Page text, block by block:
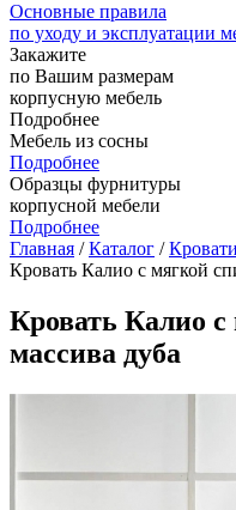
Основные правила
по уходу и эксплуатации
Закажите
по Вашим размерам
корпусную мебель
Подробнее
Мебель из сосны
Подробнее
Образцы фурнитуры
корпусной мебели
Подробнее
Главная /Каталог /
Кровать Калио с мягкой
Кровать Калио
массива дуба